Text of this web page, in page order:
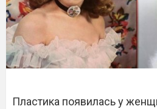
Пластика появилась у